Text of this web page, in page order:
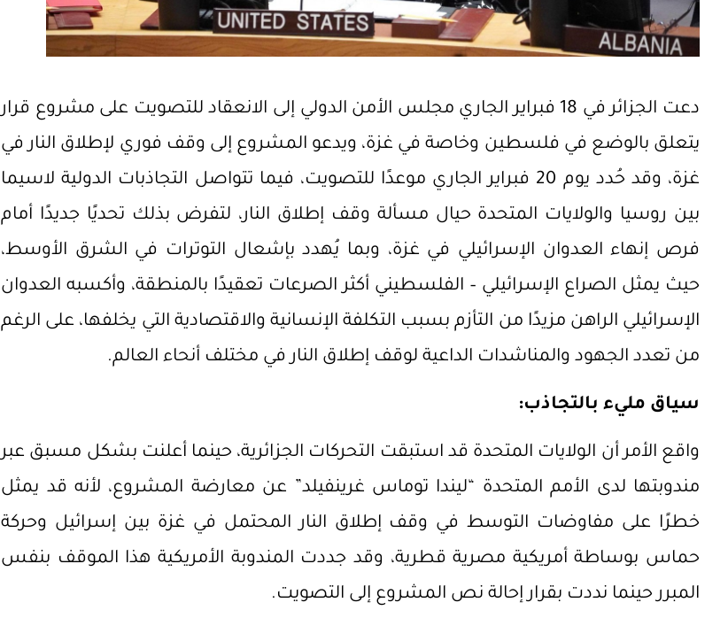
دعت الجزائر في 18 فبراير الجاري مجلس الأمن الدولي إلى الانعقاد للتصويت على مشروع قرار
يتعلق بالوضع في فلسطين وخاصة في غزة، ويدعو المشروع إلى وقف فوري لإطلاق النار في
غزة، وقد حُدد يوم 20 فبراير الجاري موعدًا للتصويت، فيما تتواصل التجاذبات الدولية لاسيما
بين روسيا والولايات المتحدة حيال مسألة وقف إطلاق النار، لتفرض بذلك تحديًا جديدًا أمام
فرص إنهاء العدوان الإسرائيلي في غزة، وبما يُهدد بإشعال التوترات في الشرق الأوسط،
حيث يمثل الصراع الإسرائيلي – الفلسطيني أكثر الصرعات تعقيدًا بالمنطقة، وأكسبه العدوان
الإسرائيلي الراهن مزيدًا من التأزم بسبب التكلفة الإنسانية والاقتصادية التي يخلفها، على الرغم
من تعدد الجهود والمناشدات الداعية لوقف إطلاق النار في مختلف أنحاء العالم.
سياق مليء بالتجاذب:
واقع الأمر أن الولايات المتحدة قد استبقت التحركات الجزائرية، حينما أعلنت بشكل مسبق عبر
مندوبتها لدى الأمم المتحدة “ليندا توماس غرينفيلد” عن معارضة المشروع، لأنه قد يمثل
خطرًا على مفاوضات التوسط في وقف إطلاق النار المحتمل في غزة بين إسرائيل وحركة
حماس بوساطة أمريكية مصرية قطرية، وقد جددت المندوبة الأمريكية هذا الموقف بنفس
المبرر حينما نددت بقرار إحالة نص المشروع إلى التصويت.